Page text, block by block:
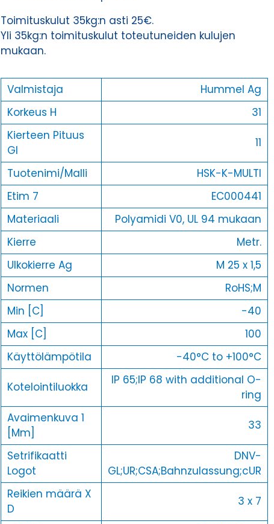
Toimituskulut 35kg:n asti 25€.
Yli 35kg:n toimituskulut toteutuneiden kulujen
mukaan.
Valmistaja
Hummel Ag
Korkeus H
31
Kierteen Pituus
Gl
11
Tuotenimi/Malli
HSK-K-MULTI
Etim 7
EC000441
Materiaali
Polyamidi V0, UL 94 mukaan
Kierre
Metr.
Ulkokierre Ag
M 25 x 1,5
Normen
RoHS;M
Min [C]
-40
Max [C]
100
Käyttölämpötila
-40°C to +100°C
Kotelointiluokka
IP 65;IP 68 with additional O-
ring
Avaimenkuva 1
[Mm]
33
Setrifikaatti
Logot
DNV-
GL;UR;CSA;Bahnzulassung;cUR
Reikien määrä X
D
3 x 7